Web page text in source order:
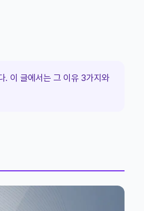
. 이 글에서는 그 이유 3가지와